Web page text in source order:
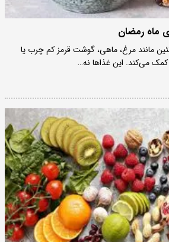
ماه رمضان
مانند مرغ، ماهی، گوشت قرمز کم چرب یا
می‌کند. این غذا‌ها نه…